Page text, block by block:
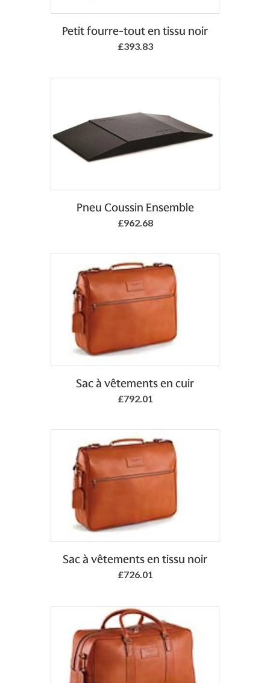
Add to Basket
Petit fourre-tout en tissu noir
£393.83
Add to Basket
Pneu Coussin Ensemble
£962.68
Add to Basket
Sac à vêtements en cuir
£792.01
Add to Basket
Sac à vêtements en tissu noir
£726.01